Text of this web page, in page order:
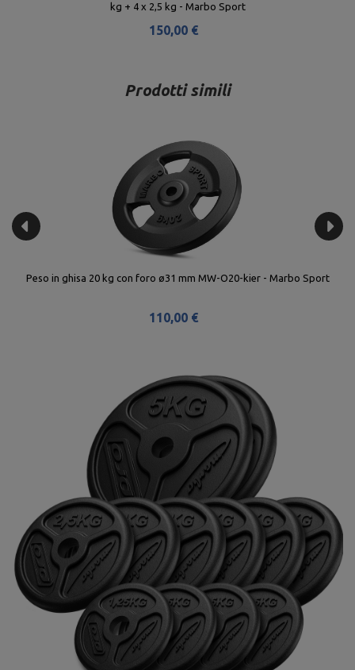
Sport
30,00 €
Prodotti simili
Peso in ghisa 20 kg con foro ø31 mm MW-O20-kier - Marbo Sport
110,00 €